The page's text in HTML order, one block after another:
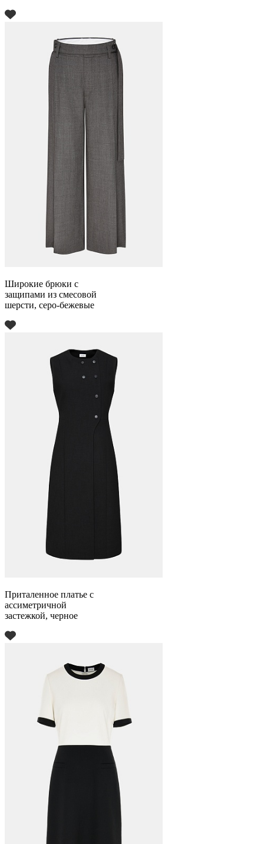
Широкие брюки с
защипами из смесовой
шерсти, серо-бежевые
Приталенное платье с
ассиметричной
застежкой, черное